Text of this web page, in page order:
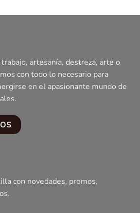
artesanía, destreza, arte o
con todo lo necesario para
en el apasionante mundo de
con novedades, promos,